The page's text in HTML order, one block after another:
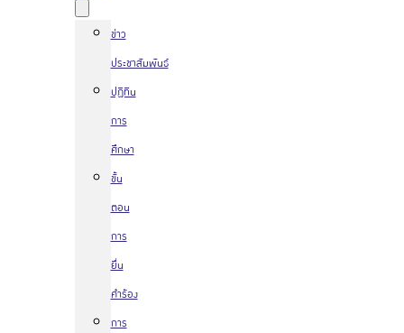
ข่าว
ประชาสัมพันธ์
ปฏิทิน
การ
ศึกษา
ขั้น
ตอน
การ
ยื่น
คำร้อง
การ